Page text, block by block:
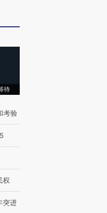
待
考验
权
突进